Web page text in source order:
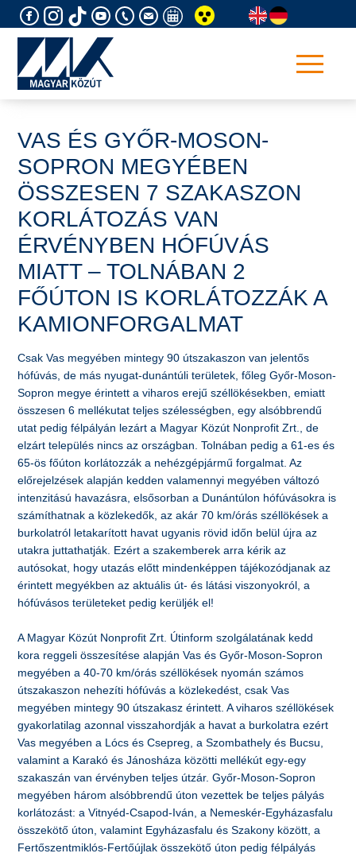
to
VAS ÉS GYŐR-MOSON-
SOPRON MEGYÉBEN
ÖSSZESEN 7 SZAKASZON
KORLÁTOZÁS VAN
ÉRVÉNYBEN HÓFÚVÁS
MIATT – TOLNÁBAN 2
FŐÚTON IS KORLÁTOZZÁK A
KAMIONFORGALMAT
Csak Vas megyében mintegy 90 útszakaszon van jelentős
hófúvás, de más nyugat-dunántúli területek, főleg Győr-Moson-
Sopron megye érintett a viharos erejű széllökésekben, emiatt
összesen 6 mellékutat teljes szélességben, egy alsóbbrendű
utat pedig félpályán lezárt a Magyar Közút Nonprofit Zrt., de
elzárt település nincs az országban. Tolnában pedig a 61-es és
65-ös főúton korlátozzák a nehézgépjármű forgalmat. Az
előrejelzések alapján kedden valamennyi megyében változó
intenzitású havazásra, elsősorban a Dunántúlon hófúvásokra is
számíthatnak a közlekedők, az akár 70 km/órás széllökések a
burkolatról letakarított havat ugyanis rövid időn belül újra az
utakra juttathatják. Ezért a szakemberek arra kérik az
autósokat, hogy utazás előtt mindenképpen tájékozódjanak az
érintett megyékben az aktuális út- és látási viszonyokról, a
hófúvásos területeket pedig kerüljék el!
A Magyar Közút Nonprofit Zrt. Útinform szolgálatának kedd
kora reggeli összesítése alapján Vas és Győr-Moson-Sopron
megyében a 40-70 km/órás széllökések nyomán számos
útszakaszon nehezíti hófúvás a közlekedést, csak Vas
megyében mintegy 90 útszakasz érintett. A viharos széllökések
gyakorlatilag azonnal visszahordják a havat a burkolatra ezért
Vas megyében a Lócs és Csepreg, a Szombathely és Bucsu,
valamint a Karakó és Jánosháza közötti mellékút egy-egy
szakaszán van érvényben teljes útzár. Győr-Moson-Sopron
megyében három alsóbbrendű úton vezettek be teljes pályás
korlátozást: a Vitnyéd-Csapod-Iván, a Nemeskér-Egyházasfalu
összekötő úton, valamint Egyházasfalu és Szakony között, a
Fertőszentmiklós-Fertőújlak összekötő úton pedig félpályás